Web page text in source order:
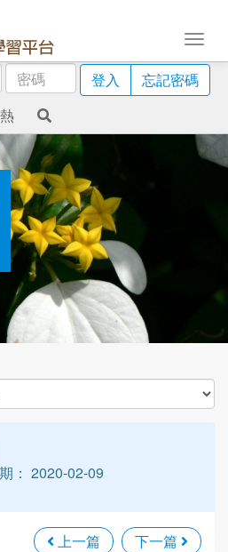
密
碼
登入
忘記密碼
： 2020-02-09
上一篇 下一篇